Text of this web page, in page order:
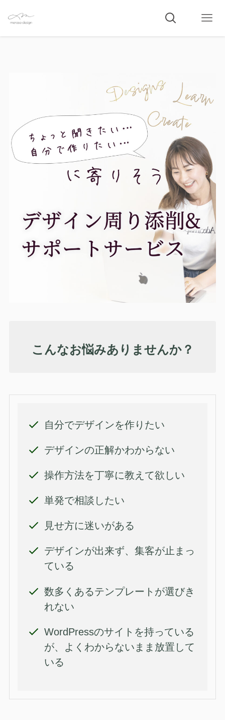
こんなお悩みありませんか？
自分でデザインを作りたい
デザインの正解かわからない
操作方法を丁寧に教えて欲しい
単発で相談したい
見せ方に迷いがある
デザインが出来ず、集客が止まっ
ている
数多くあるテンプレートが選びき
れない
WordPressのサイトを持っている
が、よくわからないまま放置して
いる